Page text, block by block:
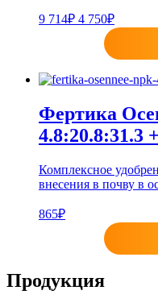
9 714₽ 4 750₽
Фертика
4.8:20.8:31.3
Комплексное
внесения в почву в
865₽
Продукция